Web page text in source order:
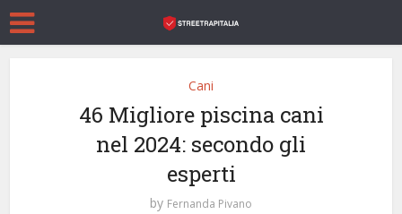
Cani
46 Migliore piscina cani
nel 2024: secondo gli
esperti
by Fernanda Pivano